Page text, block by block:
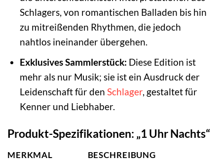
Schlagers, von romantischen Balladen bis hin
zu mitreißenden Rhythmen, die jedoch
nahtlos ineinander übergehen.
Exklusives Sammlerstück: Diese Edition ist
mehr als nur Musik; sie ist ein Ausdruck der
Leidenschaft für den Schlager, gestaltet für
Kenner und Liebhaber.
Produkt-Spezifikationen: „1 Uhr Nachts“
MERKMAL
BESCHREIBUNG